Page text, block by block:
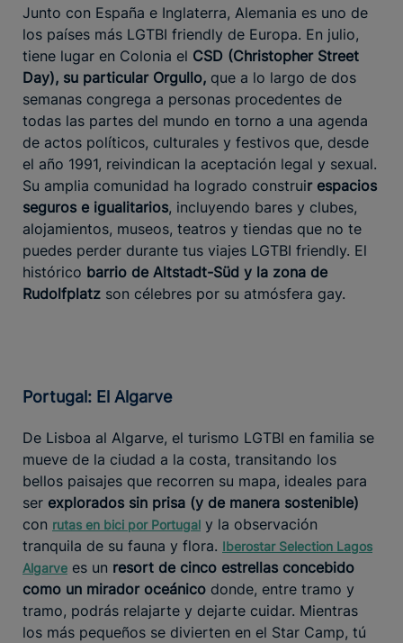
Junto con España e Inglaterra, Alemania es uno de
los países más LGTBI friendly de Europa. En julio,
tiene lugar en Colonia el CSD (Christopher Street
Day), su particular Orgullo, que a lo largo de dos
semanas congrega a personas procedentes de
todas las partes del mundo en torno a una agenda
de actos políticos, culturales y festivos que, desde
el año 1991, reivindican la aceptación legal y sexual.
Su amplia comunidad ha logrado construir espacios
seguros e igualitarios, incluyendo bares y clubes,
alojamientos, museos, teatros y tiendas que no te
puedes perder durante tus viajes LGTBI friendly. El
histórico barrio de Altstadt-Süd y la zona de
Rudolfplatz son célebres por su atmósfera gay.
Portugal: El Algarve
De Lisboa al Algarve, el turismo LGTBI en familia se
mueve de la ciudad a la costa, transitando los
bellos paisajes que recorren su mapa, ideales para
ser explorados sin prisa (y de manera sostenible)
con rutas en bici por Portugal y la observación
tranquila de su fauna y flora. Iberostar Selection Lagos
Algarve es un resort de cinco estrellas concebido
como un mirador oceánico donde, entre tramo y
tramo, podrás relajarte y dejarte cuidar. Mientras
los más pequeños se divierten en el Star Camp, tú